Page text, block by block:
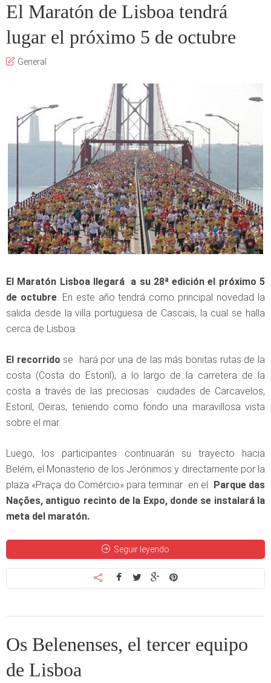
El Maratón de Lisboa tendrá
lugar el próximo 5 de octubre
General
El Maratón Lisboa llegará a su 28ª edición el próximo 5
de octubre. En este año tendrá como principal novedad la
salida desde la villa portuguesa de Cascais, la cual se halla
cerca de Lisboa.
El recorrido se hará por una de las más bonitas rutas de la
costa (Costa do Estoril), a lo largo de la carretera de la
costa a través de las preciosas ciudades de Carcavelos,
Estoril, Oeiras, teniendo como fondo una maravillosa vista
sobre el mar.
Luego, los participantes continuarán su trayecto hacia
Belém, el Monasterio de los Jerónimos y directamente por la
plaza «Praça do Comércio» para terminar en el Parque das
Nações, antiguo recinto de la Expo, donde se instalará la
meta del maratón.
Seguir leyendo
Os Belenenses, el tercer equipo
de Lisboa